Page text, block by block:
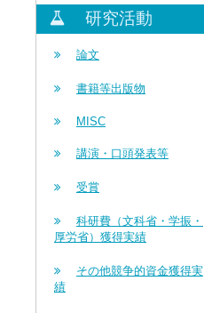
研究活動
論文
書籍等出版物
MISC
講演・口頭発表等
受賞
科研費（文科省・学振・
厚労省）獲得実績
その他競争的資金獲得実
績